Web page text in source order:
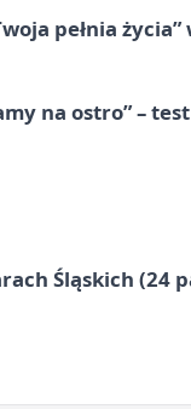
pełnia życia”
na ostro” –
Śląskich (24